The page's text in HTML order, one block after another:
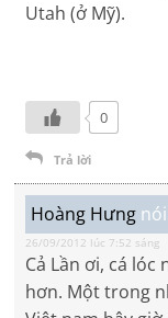
Utah (ở Mỹ).
0
Trả lời
Hoàng Hưng
26/09/2012 lúc 7:52 sáng
Cả Lần ơi, cá
hơn. Một trong